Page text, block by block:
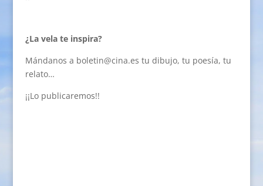
¿La vela te inspira?
Mándanos a boletin@cina.es tu dibujo, tu poesía, tu
relato…
¡¡Lo publicaremos!!